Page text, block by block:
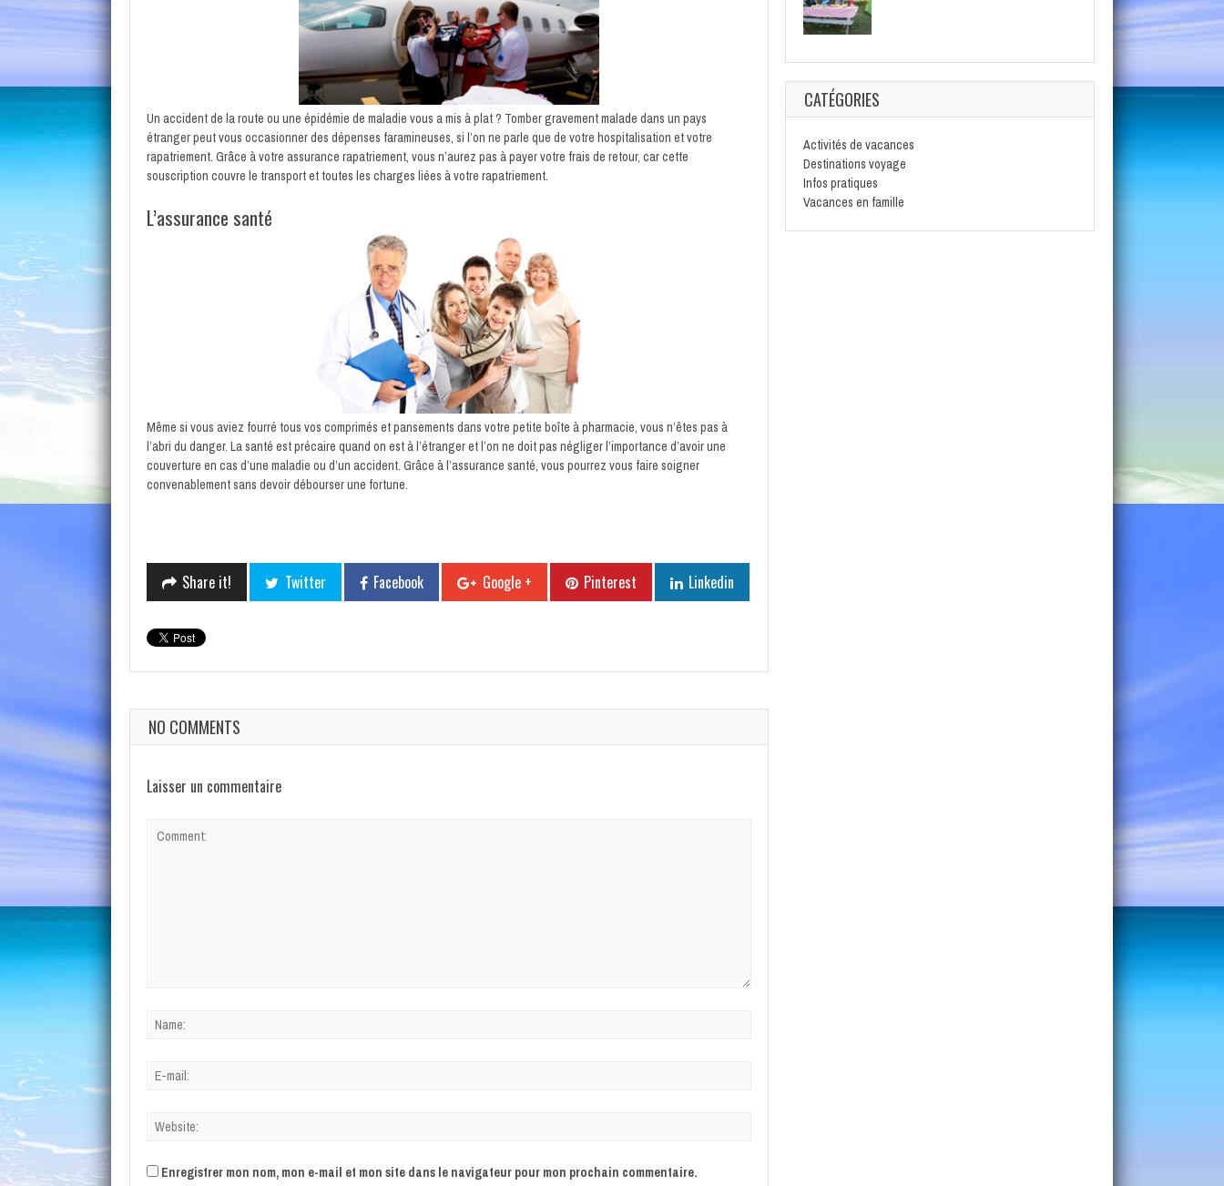
Un accident de la route ou une épidémie de maladie vous a mis à plat ? Tomber gravement malade dans un pays
étranger peut vous occasionner des dépenses faramineuses, si l’on ne parle que de votre hospitalisation et votre
rapatriement. Grâce à votre assurance rapatriement, vous n’aurez pas à payer votre frais de retour, car cette
souscription couvre le transport et toutes les charges liées à votre rapatriement.
L’assurance santé
Même si vous aviez fourré tous vos comprimés et pansements dans votre petite boîte à pharmacie, vous n’êtes pas à
l’abri du danger. La santé est précaire quand on est à l’étranger et l’on ne doit pas négliger l’importance d’avoir une
couverture en cas d’une maladie ou d’un accident. Grâce à l’assurance santé, vous pourrez vous faire soigner
convenablement sans devoir débourser une fortune.
Share it! Twitter Facebook Google + Pinterest Linkedin
NO COMMENTS
Laisser un commentaire
Enregistrer mon nom, mon e-mail et mon site dans le navigateur pour mon prochain commentaire.
CATÉGORIES
Activités de vacances
Destinations voyage
Infos pratiques
Vacances en famille